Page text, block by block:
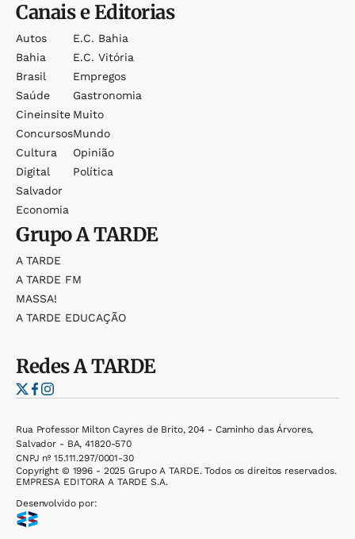
Canais e Editorias
Autos
Bahia
Brasil
Saúde
Cineinsite
Concursos
Cultura
Digital
Salvador
Economia
E.c. Bahia
E.c. Vitória
Empregos
Gastronomia
Muito
Mundo
Opinião
Política
GrupoA TARDE
A TARDE
A TARDE FM
MASSA!
A TARDE EDUCAÇÃO
RedesA TARDE
Rua Professor Milton Cayres de Brito, 204 - Caminho das Árvores,
Salvador - BA, 41820-570
CNPJ nº 15.111.297/0001-30
Copyright © 1996 - 2025 Grupo A TARDE. Todos os direitos reservados.
EMPRESA EDITORA A TARDE S.A.
Desenvolvido por: